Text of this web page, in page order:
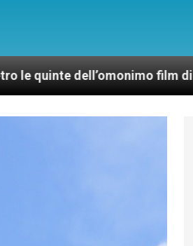
film di Wim Wenders